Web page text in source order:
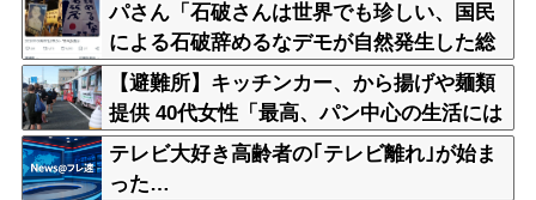
パさん「石破さんは世界でも珍しい、国民
による石破辞めるなデモが自然発生した総
理大臣です」
【避難所】キッチンカー、から揚げや麺類
提供 40代女性「最高、パン中心の生活には
飽き飽きしていて、野菜不足も感じてい
た」→時事通信タイトル「パンに飽き飽
テレビ大好き高齢者の｢テレビ離れ｣が始ま
った…